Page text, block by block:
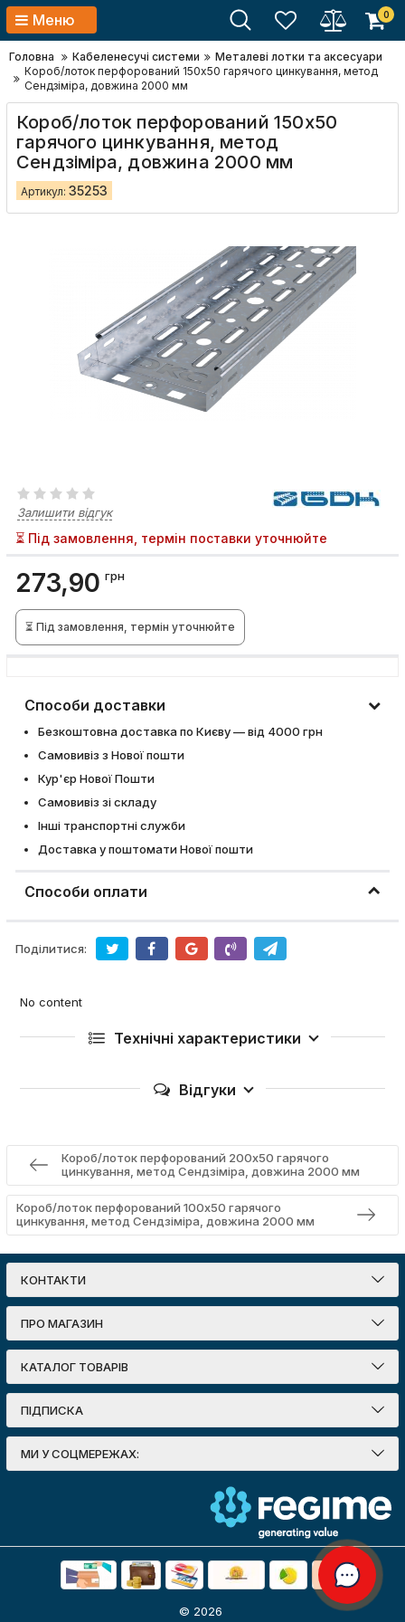
Меню 0
Головна Кабеленесучі системи
Металеві лотки та аксесуари
Короб/лоток перфорований 150х50 гарячого цинкування, метод
Сендзіміра, довжина 2000 мм
Короб/лоток перфорований 150х50
гарячого цинкування, метод
Сендзіміра, довжина 2000 мм
Артикул: 35253
Залишити відгук
⏳ Під замовлення, термін поставки уточнюйте
273,90 грн
⏳ Під замовлення, термін уточнюйте
Способи доставки
Безкоштовна доставка по Києву — від 4000 грн
Самовивіз з Нової пошти
Кур'єр Нової Пошти
Самовивіз зі складу
Інші транспортні служби
Доставка у поштомати Нової пошти
Способи оплати
Поділитися:
No content
Технічні характеристики
Відгуки
Короб/лоток перфорований 200х50 гарячого
цинкування, метод Сендзіміра, довжина 2000 мм
Короб/лоток перфорований 100х50 гарячого
цинкування, метод Сендзіміра, довжина 2000 мм
КОНТАКТИ
ПРО МАГАЗИН
КАТАЛОГ ТОВАРІВ
ПІДПИСКА
МИ У СОЦМЕРЕЖАХ:
© 2026